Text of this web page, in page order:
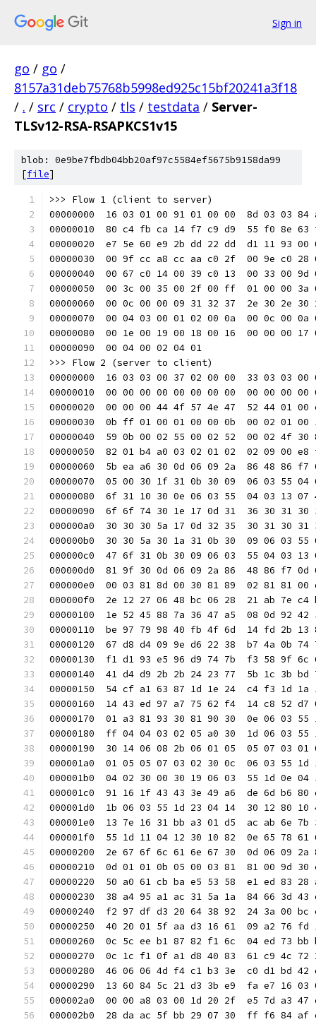
Sign in
go / go /
8157a31deb75768b5998ed925c15bf20241a3f18
/ . / src / crypto / tls / testdata / Server-
TLSv12-RSA-RSAPKCS1v15
blob: 0e9be7fbdb04bb20af97c5584ef5675b9158da99
[file]
>>> Flow 1 (client to server)
00000000  16 03 01 00 91 01 00 00  8d 03
00000010  80 c4 fb ca 14 f7 c9 d9  55 f0
00000020  e7 5e 60 e9 2b dd 22 dd  d1 11
00000030  00 9f cc a8 cc aa c0 2f  00 9e
00000040  00 67 c0 14 00 39 c0 13  00 33
00000050  00 3c 00 35 00 2f 00 ff  01 00
00000060  00 0c 00 00 09 31 32 37  2e 30 2e
00000070  00 04 03 00 01 02 00 0a  00 0c
00000080  00 1e 00 19 00 18 00 16  00 00
00000090  00 04 00 02 04 01
>>> Flow 2 (server to client)
00000000  16 03 03 00 37 02 00 00  33 03
00000010  00 00 00 00 00 00 00 00  00 00
00000020  00 00 00 44 4f 57 4e 47  52 44 01
00000030  0b ff 01 00 01 00 00 0b  00 02
00000040  59 0b 00 02 55 00 02 52  00 02 4f
00000050  82 01 b4 a0 03 02 01 02  02 09
00000060  5b ea a6 30 0d 06 09 2a  86 48
00000070  05 00 30 1f 31 0b 30 09  06 03 55
00000080  6f 31 10 30 0e 06 03 55  04 03 13
00000090  6f 6f 74 30 1e 17 0d 31  36 30 31
000000a0  30 30 30 5a 17 0d 32 35  30 31 30 31
000000b0  30 30 5a 30 1a 31 0b 30  09 06 03
000000c0  47 6f 31 0b 30 09 06 03  55 04 03
000000d0  81 9f 30 0d 06 09 2a 86  48 86
000000e0  00 03 81 8d 00 30 81 89  02 81
000000f0  2e 12 27 06 48 bc 06 28  21 ab
00000100  1e 52 45 88 7a 36 47 a5  08 0d 92
00000110  be 97 79 98 40 fb 4f 6d  14 fd 2b
00000120  67 d8 d4 09 9e d6 22 38  b7 4a 0b
00000130  f1 d1 93 e5 96 d9 74 7b  f3 58
00000140  41 d4 d9 2b 2b 24 23 77  5b 1c 3b
00000150  54 cf a1 63 87 1d 1e 24  c4 f3 1d
00000160  14 43 ed 97 a7 75 62 f4  14 c8 52
00000170  01 a3 81 93 30 81 90 30  0e 06
00000180  ff 04 04 03 02 05 a0 30  1d 06 03
00000190  30 14 06 08 2b 06 01 05  05 07
000001a0  01 05 05 07 03 02 30 0c  06 03
000001b0  04 02 30 00 30 19 06 03  55 1d
000001c0  91 16 1f 43 43 3e 49 a6  de 6d b6
000001d0  1b 06 03 55 1d 23 04 14  30 12 80
000001e0  13 7e 16 31 bb a3 01 d5  ac ab
000001f0  55 1d 11 04 12 30 10 82  0e 65 78
00000200  2e 67 6f 6c 61 6e 67 30  0d 06 09
00000210  0d 01 01 0b 05 00 03 81  81 00
00000220  50 a0 61 cb ba e5 53 58  e1 ed 83
00000230  38 a4 95 a1 ac 31 5a 1a  84 66 3d
00000240  f2 97 df d3 20 64 38 92  24 3a
00000250  40 20 01 5f aa d3 16 61  09 a2
00000260  0c 5c ee b1 87 82 f1 6c  04 ed
00000270  0c 1c f1 0f a1 d8 40 83  61 c9 4c
00000280  46 06 06 4d f4 c1 b3 3e  c0 d1 bd
00000290  13 60 84 5c 21 d3 3b e9  fa e7
000002a0  00 00 a8 03 00 1d 20 2f  e5 7d
000002b0  28 da ac 5f bb 29 07 30  ff f6